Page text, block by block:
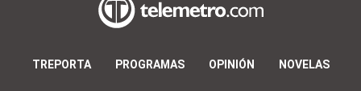
TREPORTA PROGRAMAS OPINIÓN NOVELAS